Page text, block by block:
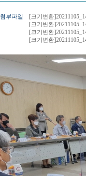
첨부파일
[크기변환
[크기변환
[크기변환
[크기변환